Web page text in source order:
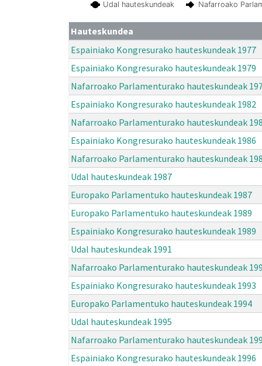
Udal hauteskundeak Nafarroako
Hauteskundea
Espainiako Kongresurako hauteskundeak 1977
Espainiako Kongresurako hauteskundeak 1979
Nafarroako Parlamenturako hauteskundeak
Espainiako Kongresurako hauteskundeak 1982
Nafarroako Parlamenturako hauteskundeak
Espainiako Kongresurako hauteskundeak 1986
Nafarroako Parlamenturako hauteskundeak
Udal hauteskundeak 1987
Europako Parlamentuko hauteskundeak 1987
Europako Parlamentuko hauteskundeak 1989
Espainiako Kongresurako hauteskundeak 1989
Udal hauteskundeak 1991
Nafarroako Parlamenturako hauteskundeak
Espainiako Kongresurako hauteskundeak 1993
Europako Parlamentuko hauteskundeak 1994
Udal hauteskundeak 1995
Nafarroako Parlamenturako hauteskundeak
Espainiako Kongresurako hauteskundeak 1996